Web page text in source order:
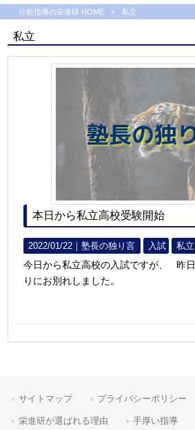
分析指導の栄進研 HOME > 私立
私立
本日から私立高校受験開始
2022/01/22｜塾長の独り言 入試 私立
今日から私立高校の入試ですが、 昨
りにお別れしました。
サイトマップ プライバシーポリシー
栄進研が選ばれる理由 手厚い指導